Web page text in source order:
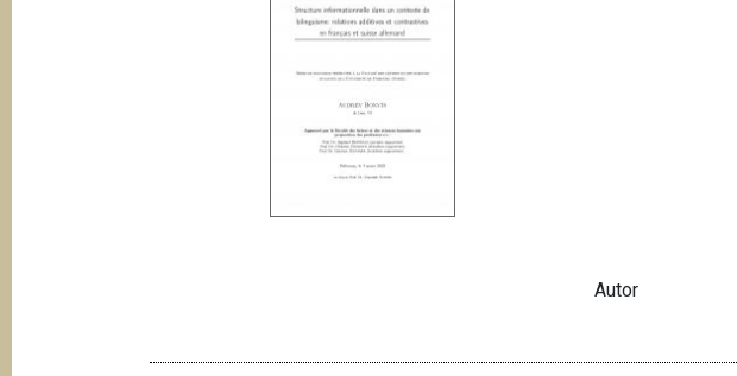
Autor